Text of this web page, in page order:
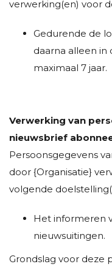
verwerking(en) voor
Gedurende de
daarna alleen in
maximaal 7 jaar.
Verwerking van
nieuwsbrief
Persoonsgegevens
door {Organisatie}
volgende
Het informeren
nieuwsuitingen.
Grondslag voor deze